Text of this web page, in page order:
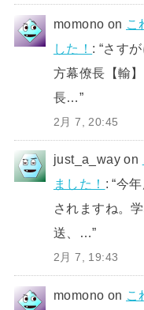
momono on こ
した！ : “さす
方幕僚長【輸
長… ”
2月 7, 20:45
just_a_way on
ました！ : “今
されますね。
送、…”
2月 7, 19:43
momono on こ